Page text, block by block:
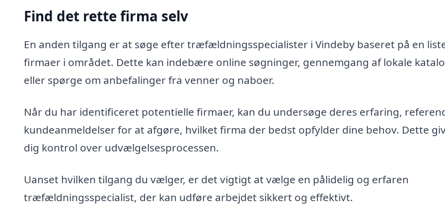
Find det rette firma selv
En anden tilgang er at søge efter træfældningsspecialister i Vindeby baseret på en
firmaer i området. Dette kan indebære online søgninger, gennemgang af lokale
eller spørge om anbefalinger fra venner og naboer.
Når du har identificeret potentielle firmaer, kan du undersøge deres erfaring,
kundeanmeldelser for at afgøre, hvilket firma der bedst opfylder dine behov. Dette
dig kontrol over udvælgelsesprocessen.
Uanset hvilken tilgang du vælger, er det vigtigt at vælge en pålidelig og erfaren
træfældningsspecialist, der kan udføre arbejdet sikkert og effektivt.